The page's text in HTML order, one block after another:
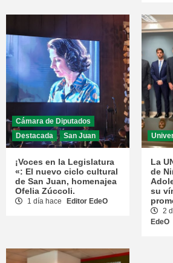
Cámara de Diputados
Destacada
San Juan
¡Voces en la Legislatura
«: El nuevo ciclo cultural
de San Juan, homenajea
Ofelia Zúccoli.
1 día hace Editor EdeO
La
de
su
2
EdeO